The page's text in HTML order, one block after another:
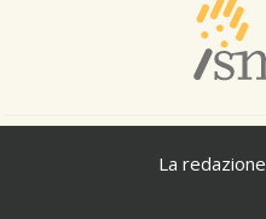
La redazione